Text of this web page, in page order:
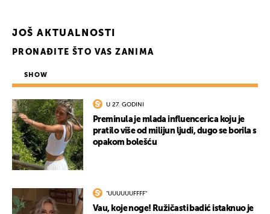
JOŠ AKTUALNOSTI
PRONAĐITE ŠTO VAS ZANIMA
SHOW
U 27. GODINI
Preminula je mlada influencerica koju je
pratilo više od milijun ljudi, dugo se borila s
opakom bolešću
"UUUUUUFFFF"
Vau, koje noge! Ružičasti badić istaknuo je